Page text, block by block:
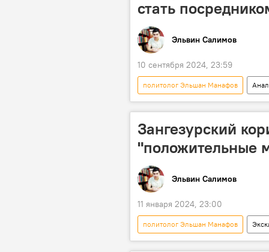
стать
Эльвин Салимов
10 сентября 2024, 23:59
политолог Эльшан Манафов
СВО
Спецоперация
Зангезурский
"положительные
Эльвин Салимов
11 января 2024, 23:00
политолог Эльшан Манафов
Южный Кавказ